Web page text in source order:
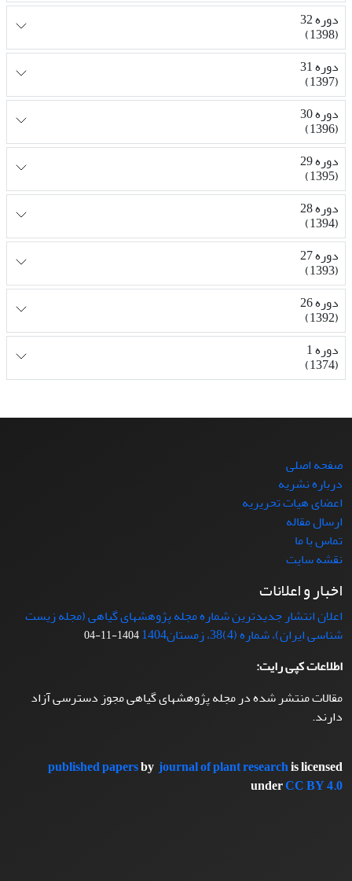
دوره 32
(1398)
دوره 31
(1397)
دوره 30
(1396)
دوره 29
(1395)
دوره 28
(1394)
دوره 27
(1393)
دوره 26
(1392)
دوره 1
(1374)
صفحه اصلی
درباره نشریه
اعضای هیات تحریریه
ارسال مقاله
تماس با ما
نقشه سایت
اخبار و اعلانات
اعلان انتشار جدیدترین شماره مجله پژوهشهای گیاهی (مجله زیست
شناسی ایران)، شماره (4)38، زمستان1404
1404-11-04
اطلاعات کپی رایت:
مقالات منتشر شده در مجله پژوهشهای گیاهی مجوز دسترسی آزاد
دارند.
published papersbyjournal of plant researchis licensed
underCC BY 4.0